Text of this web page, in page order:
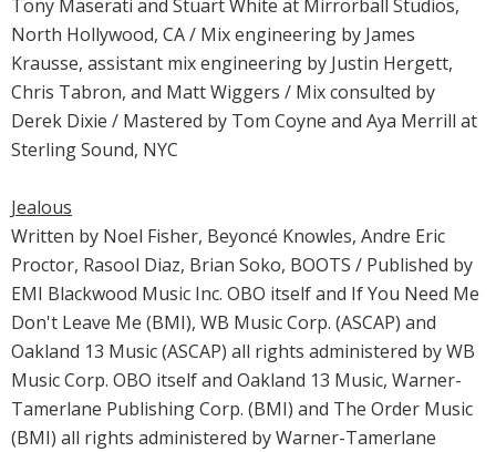
Tony Maserati and Stuart White at Mirrorball Studios,
North Hollywood, CA / Mix engineering by James
Krausse, assistant mix engineering by Justin Hergett,
Chris Tabron, and Matt Wiggers / Mix consulted by
Derek Dixie / Mastered by Tom Coyne and Aya Merrill at
Sterling Sound, NYC
Jealous
Written by Noel Fisher, Beyoncé Knowles, Andre Eric
Proctor, Rasool Diaz, Brian Soko, BOOTS / Published by
EMI Blackwood Music Inc. OBO itself and If You Need Me
Don't Leave Me (BMI), WB Music Corp. (ASCAP) and
Oakland 13 Music (ASCAP) all rights administered by WB
Music Corp. OBO itself and Oakland 13 Music, Warner-
Tamerlane Publishing Corp. (BMI) and The Order Music
(BMI) all rights administered by Warner-Tamerlane